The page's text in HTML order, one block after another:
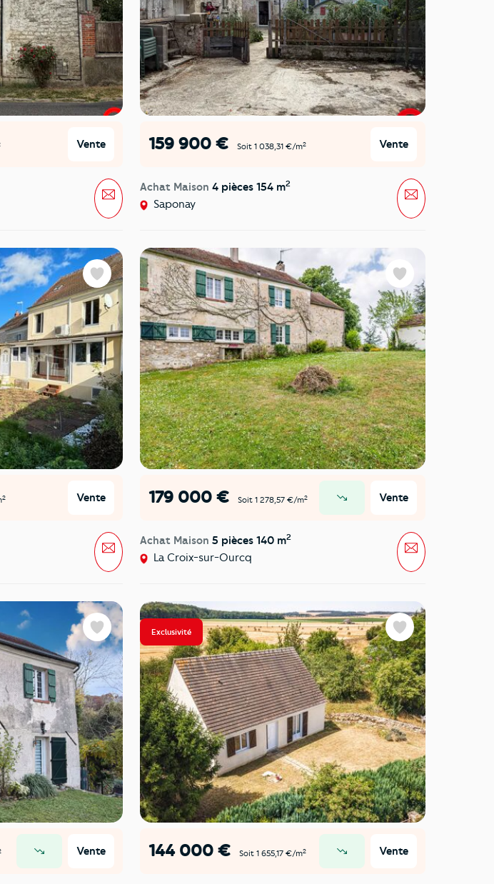
Vente
Message
159 900 € Soit 1 038,31 €/m2 Vente
Achat Maison 4 pièces 154 m2
Saponay
Message
2 Vente
Favoris
Message
179 000 € Soit 1 278,57 €/m2 Vente
Achat Maison 5 pièces 140 m2
La Croix-sur-Ourcq
Favoris
Message
Vente
Favoris Exclusivité
144 000 € Soit 1 655,17 €/m2 Vente
Favoris